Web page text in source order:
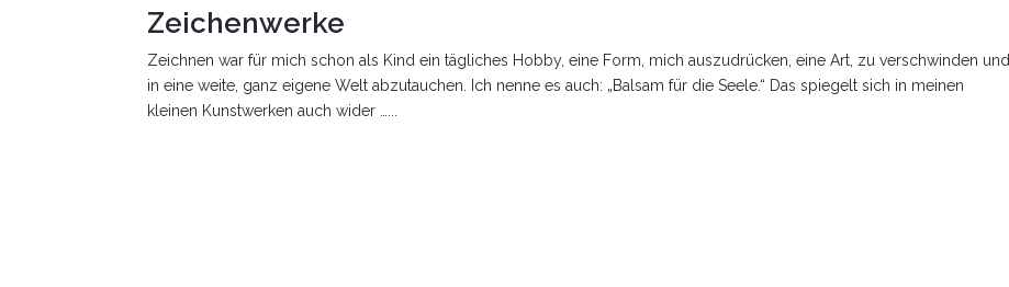
Zeichenwerke
Zeichnen war für mich schon als Kind ein tägliches Hobby, eine Form, mich auszudrücken, eine Art, zu verschwinden und
in eine weite, ganz eigene Welt abzutauchen. Ich nenne es auch: „Balsam für die Seele.“ Das spiegelt sich in meinen
kleinen Kunstwerken auch wider …...